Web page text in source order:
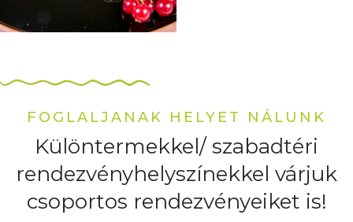
FOGLALJANAK HELYET NÁLUNK
Különtermekkel/ szabadtéri
rendezvényhelyszínekkel várjuk
csoportos rendezvényeiket is!